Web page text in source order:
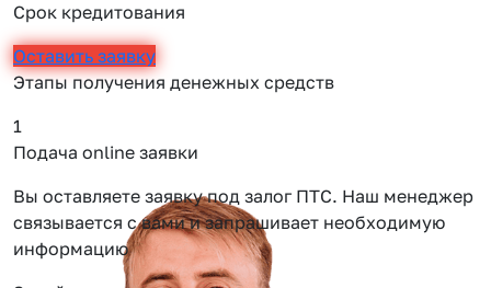
Срок кредитования
Оставить заявку
Этапы получения денежных средств
1
Подача online заявки
Вы оставляете заявку под залог ПТС. Наш менеджер
связывается с вами и запрашивает необходимую
информацию